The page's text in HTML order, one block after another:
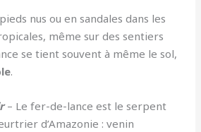
nus ou en sandales dans les
même sur des sentiers
se tient souvent à même le sol,
.
– Le fer-de-lance est le serpent
d’Amazonie : venin